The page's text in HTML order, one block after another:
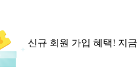
신규 회원 가입 혜택! 지
색해보세요